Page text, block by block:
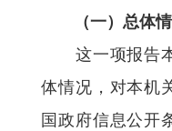
（一）总体情
这一项报告本
体情况，对本机
国政府信息公开